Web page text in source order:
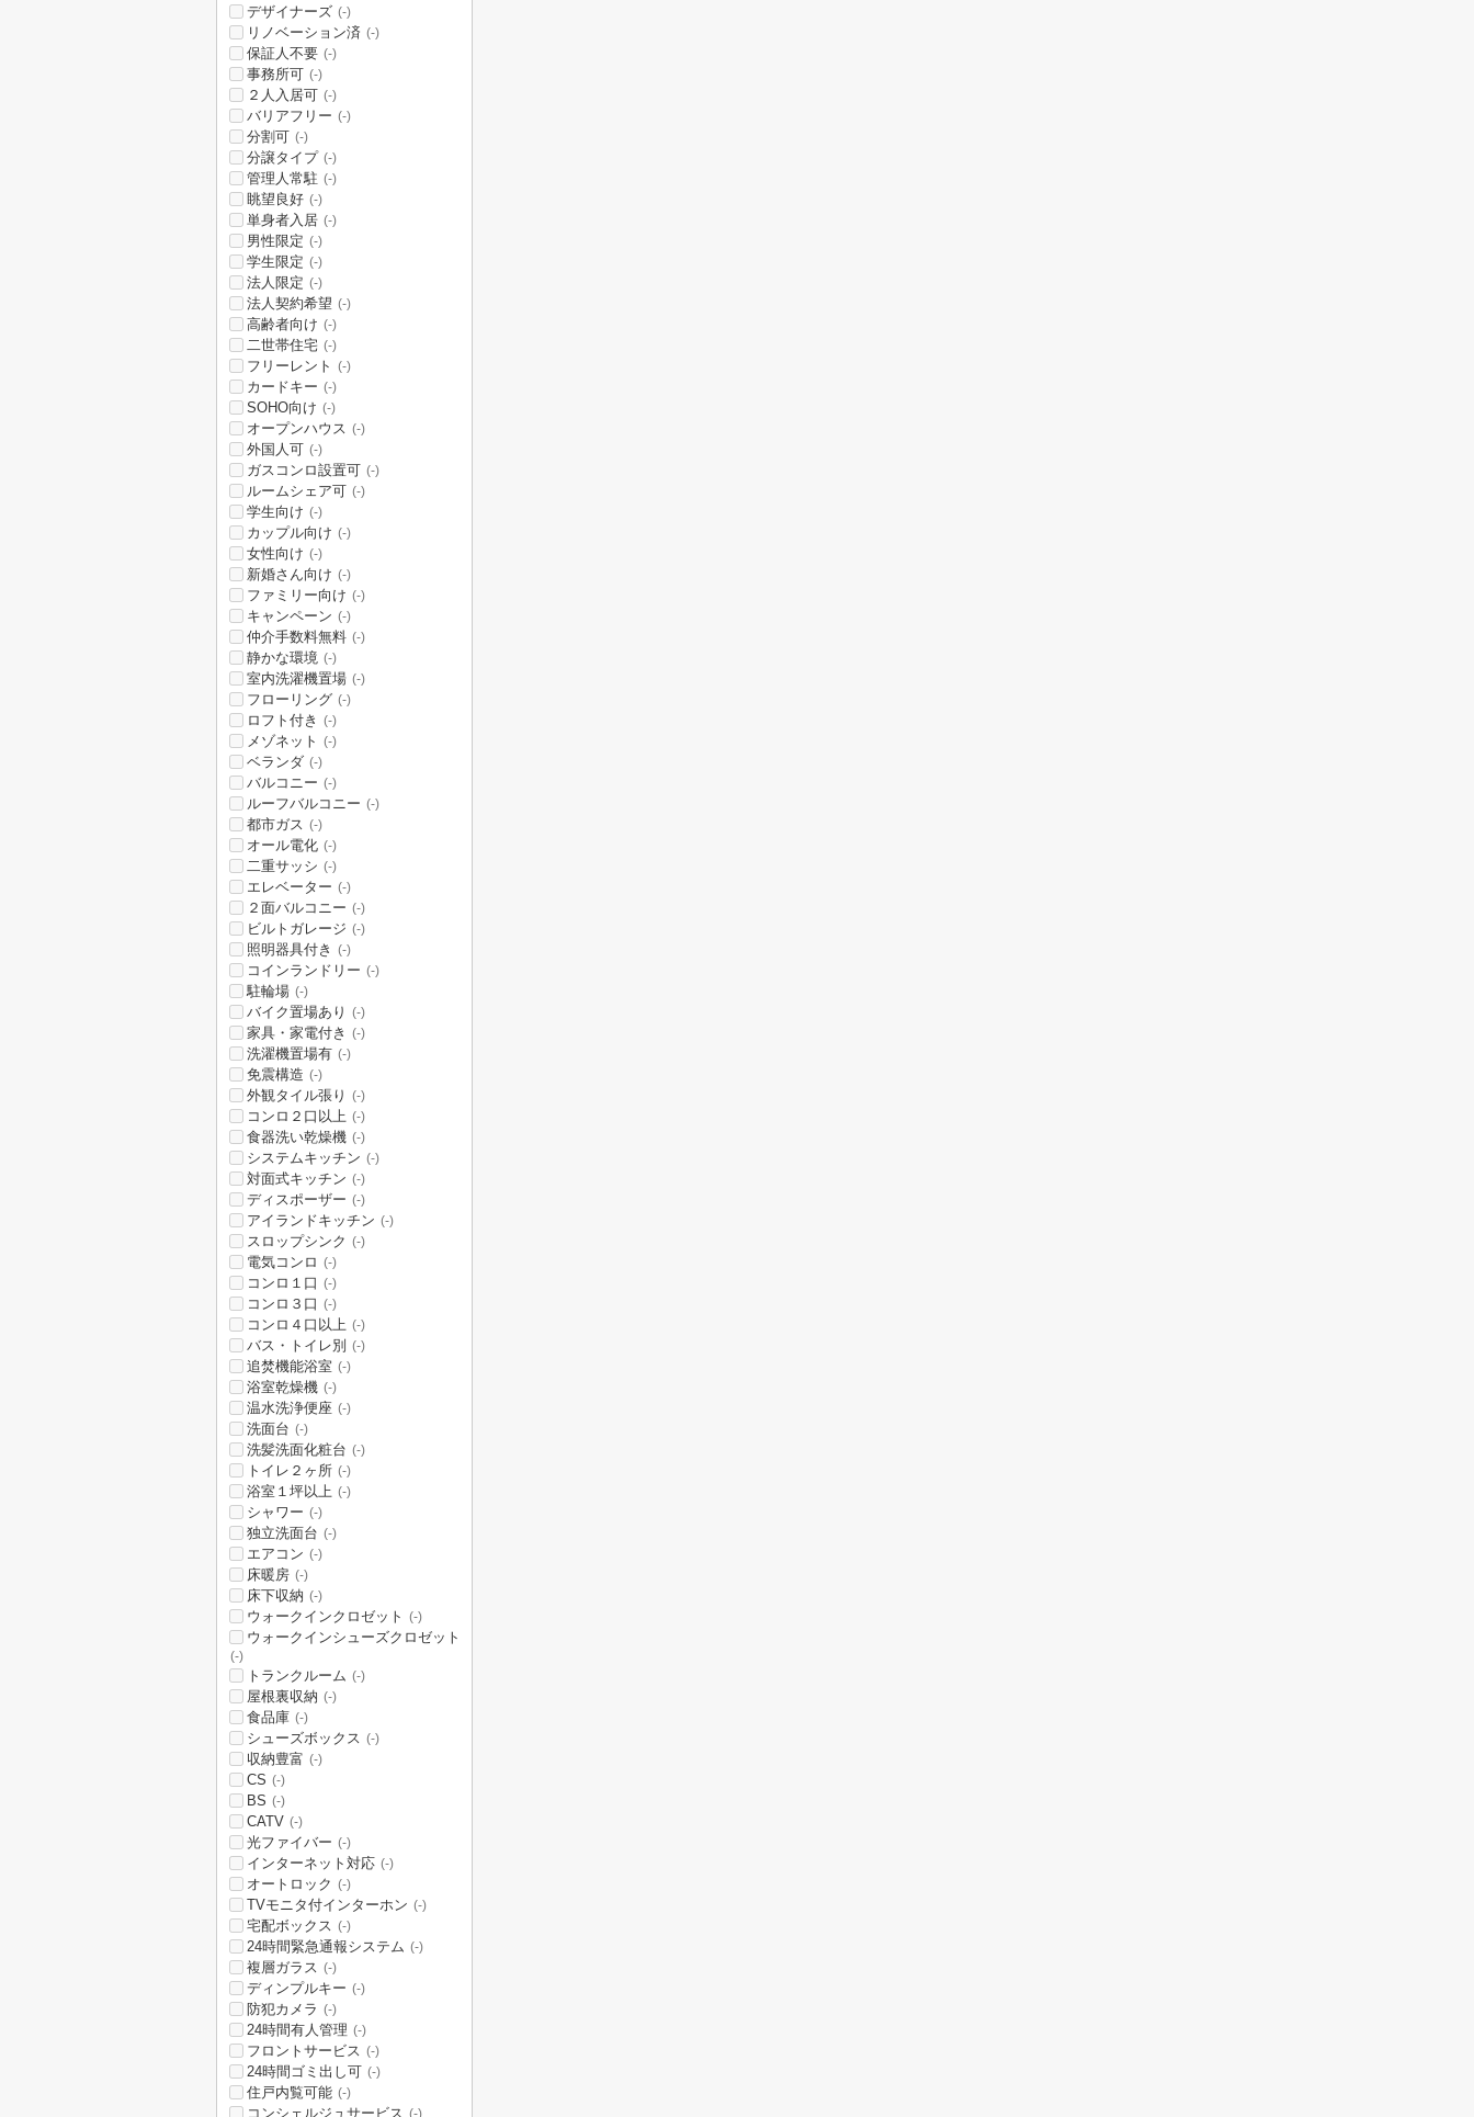
デザイナーズ (-)
リノベーション済 (-)
保証人不要 (-)
事務所可 (-)
２人入居可 (-)
バリアフリー (-)
分割可 (-)
分譲タイプ (-)
管理人常駐 (-)
眺望良好 (-)
単身者入居 (-)
男性限定 (-)
学生限定 (-)
法人限定 (-)
法人契約希望 (-)
高齢者向け (-)
二世帯住宅 (-)
フリーレント (-)
カードキー (-)
SOHO向け (-)
オープンハウス (-)
外国人可 (-)
ガスコンロ設置可 (-)
ルームシェア可 (-)
学生向け (-)
カップル向け (-)
女性向け (-)
新婚さん向け (-)
ファミリー向け (-)
キャンペーン (-)
仲介手数料無料 (-)
静かな環境 (-)
室内洗濯機置場 (-)
フローリング (-)
ロフト付き (-)
メゾネット (-)
ベランダ (-)
バルコニー (-)
ルーフバルコニー (-)
都市ガス (-)
オール電化 (-)
二重サッシ (-)
エレベーター (-)
２面バルコニー (-)
ビルトガレージ (-)
照明器具付き (-)
コインランドリー (-)
駐輪場 (-)
バイク置場あり (-)
家具・家電付き (-)
洗濯機置場有 (-)
免震構造 (-)
外観タイル張り (-)
コンロ２口以上 (-)
食器洗い乾燥機 (-)
システムキッチン (-)
対面式キッチン (-)
ディスポーザー (-)
アイランドキッチン (-)
スロップシンク (-)
電気コンロ (-)
コンロ１口 (-)
コンロ３口 (-)
コンロ４口以上 (-)
バス・トイレ別 (-)
追焚機能浴室 (-)
浴室乾燥機 (-)
温水洗浄便座 (-)
洗面台 (-)
洗髪洗面化粧台 (-)
トイレ２ヶ所 (-)
浴室１坪以上 (-)
シャワー (-)
独立洗面台 (-)
エアコン (-)
床暖房 (-)
床下収納 (-)
ウォークインクロゼット (-)
ウォークインシューズクロゼット
(-)
トランクルーム (-)
屋根裏収納 (-)
食品庫 (-)
シューズボックス (-)
収納豊富 (-)
CS (-)
BS (-)
CATV (-)
光ファイバー (-)
インターネット対応 (-)
オートロック (-)
TVモニタ付インターホン (-)
宅配ボックス (-)
24時間緊急通報システム (-)
複層ガラス (-)
ディンプルキー (-)
防犯カメラ (-)
24時間有人管理 (-)
フロントサービス (-)
24時間ゴミ出し可 (-)
住戸内覧可能 (-)
コンシェルジュサービス (-)